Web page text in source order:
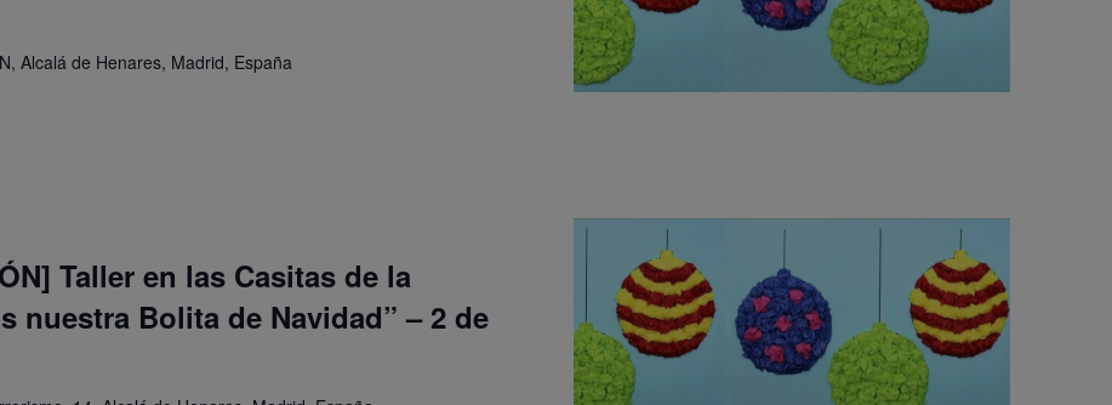
Alcalá de Henares, Madrid, España
Taller en las Casitas de la
nuestra Bolita de Navidad” – 2 de